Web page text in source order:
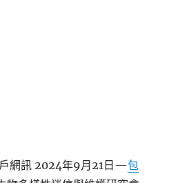
網訊 2024年9月21日—包